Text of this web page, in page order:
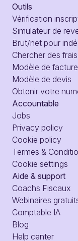
Outils
Vérification
Simulateur de
Brut/net pour
Chercher des
Modèle de facture
Modèle de devis
Obtenir votre
Accountable
Jobs
Privacy policy
Cookie policy
Termes &
Cookie settings
Aide & support
Coachs Fiscaux
Webinaires
Comptable IA
Blog
Help center